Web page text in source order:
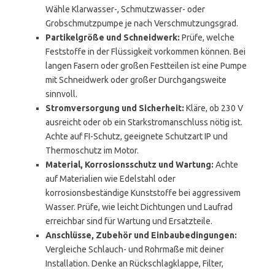
Wähle Klarwasser-, Schmutzwasser- oder
Grobschmutzpumpe je nach Verschmutzungsgrad.
Partikelgröße und Schneidwerk: Prüfe, welche
Feststoffe in der Flüssigkeit vorkommen können. Bei
langen Fasern oder großen Festteilen ist eine Pumpe
mit Schneidwerk oder großer Durchgangsweite
sinnvoll.
Stromversorgung und Sicherheit: Kläre, ob 230 V
ausreicht oder ob ein Starkstromanschluss nötig ist.
Achte auf FI-Schutz, geeignete Schutzart IP und
Thermoschutz im Motor.
Material, Korrosionsschutz und Wartung: Achte
auf Materialien wie Edelstahl oder
korrosionsbeständige Kunststoffe bei aggressivem
Wasser. Prüfe, wie leicht Dichtungen und Laufrad
erreichbar sind für Wartung und Ersatzteile.
Anschlüsse, Zubehör und Einbaubedingungen:
Vergleiche Schlauch- und Rohrmaße mit deiner
Installation. Denke an Rückschlagklappe, Filter,